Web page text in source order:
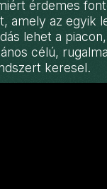
érdemes
amely az egyik
lehet a
célú,
keresel.